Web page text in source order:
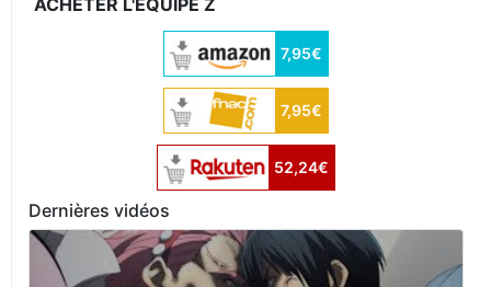
ACHETER L'ÉQUIPE Z
7,95€
7,95€
52,24€
Dernières vidéos